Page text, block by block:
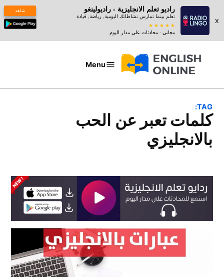
x
راديو تعلم الانجليزية - راديولينغو
تعلم بينما تمارس نشاطاتك اليومية, رياضة, قيادة
مجاني - محادثات على مدار اليوم
شاهد
عبارات
Menu
TAG:
كلمات تعبر عن الحب
بالانجليزي